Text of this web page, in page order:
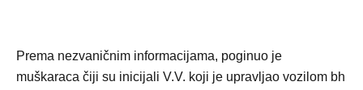
Prema nezvaničnim informacijama, poginuo je
muškaraca čiji su inicijali V.V. koji je upravljao vozilom bh